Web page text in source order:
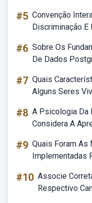
#5 Convenção
Discriminação E
#6 Sobre Os
De Dados
#7 Quais
Alguns Seres
#8 A Psicologia Da
Considera A
#9 Quais Foram As
Implementadas
#10 Associe
Respectivo